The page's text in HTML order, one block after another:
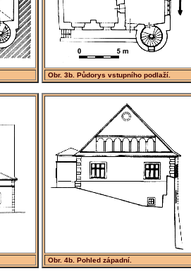
Obr. 3b. Půdorys vstupního podlaží.
Obr. 4b. Pohled západní.